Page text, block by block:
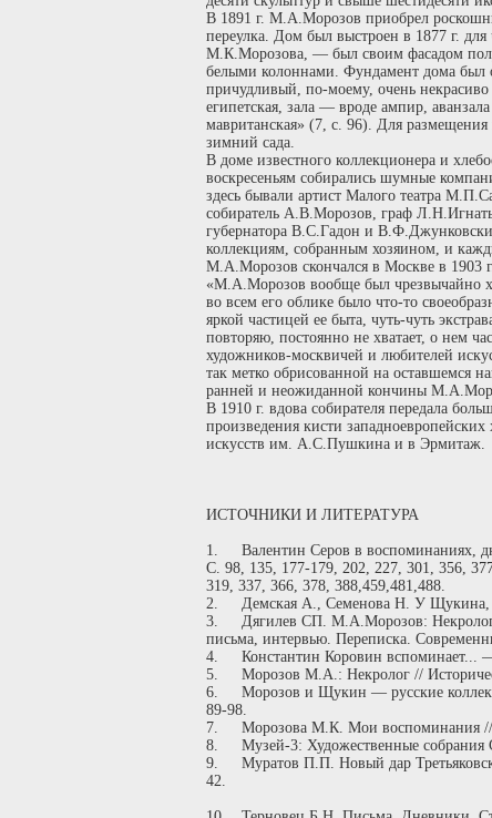
В 1891 г. М.А.Морозов приобрел
переулка. Дом был выстроен в 1877 г.
М.К.Морозова, — был своим фасадом
белыми колоннами. Фундамент дома был
причудливый, по-моему, очень
египетская, зала — вроде ампир,
мавританская» (7, с. 96). Для
зимний сада.
В доме известного коллекционера и
воскресеньям собирались шумные
здесь бывали артист Малого театра
собиратель А.В.Морозов, граф
губернатора В.С.Гадон и
коллекциям, собранным хозяином, и
М.А.Морозов скончался в Москве в 1903 г.
«М.А.Морозов вообще был чрезвычайно
во всем его облике было что-то
яркой частицей ее быта, чуть-чуть
повторяю, постоянно не хватает, о нем
художников-москвичей и любителей
так метко обрисованной на оставшемся
ранней и неожиданной кончины
В 1910 г. вдова собирателя передала
произведения кисти
искусств им. А.С.Пушкина и в Эрмитаж.
ИСТОЧНИКИ И ЛИТЕРАТУРА
1.
Валентин Серов в
С. 98, 135, 177-179, 202, 227, 301, 356,
319, 337, 366, 378, 388,459,481,488.
2.
Демская А., Семенова Н. У
3.
Дягилев СП. М.А.Морозов: Некролог
письма, интервью. Переписка.
4.
Константин Коровин
5.
Морозов М.А.: Некролог //
6.
Морозов и Щукин — русские
89-98.
7.
Морозова М.К. Мои воспоминания
8.
Музей-3: Художественные
9.
Муратов П.П. Новый дар
42.